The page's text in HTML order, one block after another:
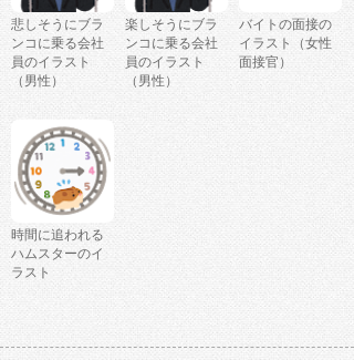
悲しそうにブラ
ンコに乗る会社
員のイラスト
（男性）
楽しそうにブラ
ンコに乗る会社
員のイラスト
（男性）
バイトの面接の
イラスト（女性
面接官）
時間に追われる
ハムスターのイ
ラスト